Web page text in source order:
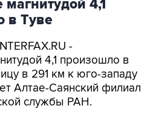
4,1
в Туве
-
4,1 произошло в
в 291 км к юго-западу
Алтае-Саянский филиал
службы РАН.